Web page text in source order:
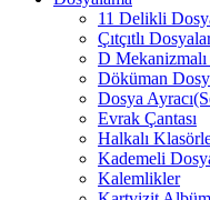
11 Delikli
Çıtçıtlı
D
Döküman
Dosya
Evrak Çantası
Halkalı
Kademeli
Kalemlikler